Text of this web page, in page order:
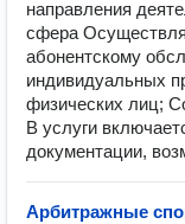
направления
сфера
абонентскому
индивидуальных
физических лиц;
В услуги
документации,
Арбитражные